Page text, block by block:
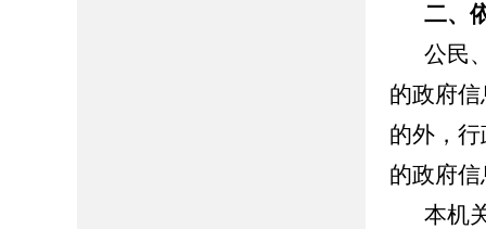
二、
公民
的政府
的外，
的政府
本机